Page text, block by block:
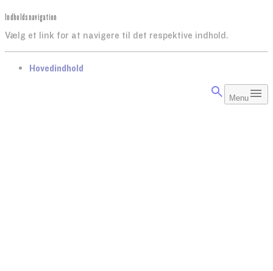
Indholdsnavigation
Vælg et link for at navigere til det respektive indhold.
gå til
Hovedindhold
Menu